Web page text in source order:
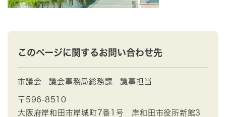
このページに関するお問い合わせ先
市議会 議会事務局総務課 議事担当
〒596-8510
大阪府岸和田市岸城町7番1号 岸和田市役所新館3